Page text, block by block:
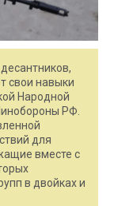
свои навыки
Народной
РФ.
для
вместе с
в двойках и